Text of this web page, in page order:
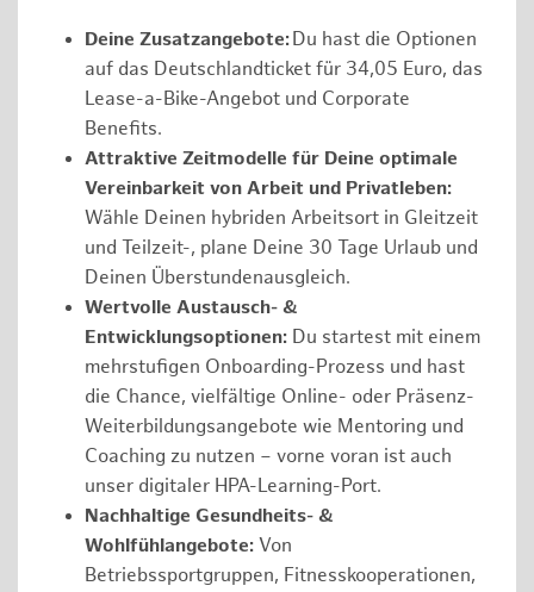
Deine Zusatzangebote: Du hast die Optionen
auf das Deutschlandticket für 34,05 Euro, das
Lease-a-Bike-Angebot und Corporate
Benefits.
Attraktive Zeitmodelle für Deine optimale
Vereinbarkeit von Arbeit und Privatleben:
Wähle Deinen hybriden Arbeitsort in Gleitzeit
und Teilzeit-, plane Deine 30 Tage Urlaub und
Deinen Überstundenausgleich.
Wertvolle Austausch- &
Entwicklungsoptionen: Du startest mit einem
mehrstufigen Onboarding-Prozess und hast
die Chance, vielfältige Online- oder Präsenz-
Weiterbildungsangebote wie Mentoring und
Coaching zu nutzen – vorne voran ist auch
unser digitaler HPA-Learning-Port.
Nachhaltige Gesundheits- &
Wohlfühlangebote: Von
Betriebssportgruppen, Fitnesskooperationen,